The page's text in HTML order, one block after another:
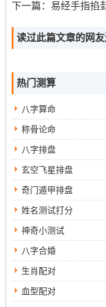
支持与鼓励。在目标
的方法与风格~不断
培养感情的方法
怎样在日常生活中培
要多关注对方，尝试
用特别的方式表达爱
做部分小惊喜。要学
发，为对方创造舒适
怎么办让摩羯座主
要让摩羯座主动找你
找到适合他们的方法。
在与摩羯座相处时要
下一篇： 易经手指掐
读过此篇文章的网友
热门测算
八字算命
称骨论命
八字排盘
玄空飞星排盘
奇门遁甲排盘
姓名测试打分
神奇小测试
八字合婚
生肖配对
血型配对